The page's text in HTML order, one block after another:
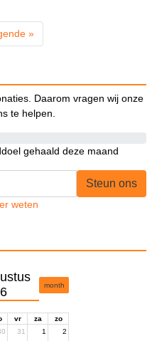
»
Daarom vragen wij onze
te helpen.
gehaald deze maand
Steun ons
weten
month
vr za
zo
31 1 2